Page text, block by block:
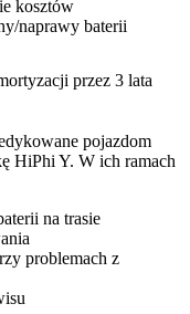
kosztów
naprawy baterii
przez 3 lata
pojazdom
HiPhi Y. W ich ramach
na trasie
problemach z